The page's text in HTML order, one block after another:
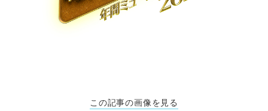
この記事の画像を見る